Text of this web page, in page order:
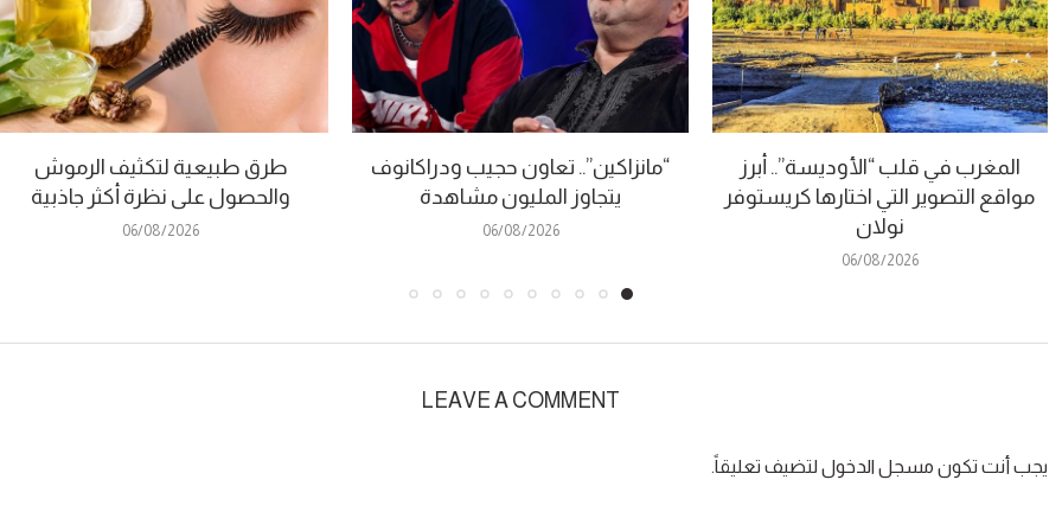
المغرب في قلب “الأوديسة”.. أبرز
مواقع التصوير التي اختارها كريستوفر
نولان
06/08/2026
“مانزاكين”.. تعاون حجيب ودراكانوف
يتجاوز المليون مشاهدة
06/08/2026
طرق طبيعية لتكثيف الرموش
والحصول على نظرة أكثر جاذبية
06/08/2026
LEAVE A COMMENT
يجب أنت تكون مسجل الدخول لتضيف تعليقاً.